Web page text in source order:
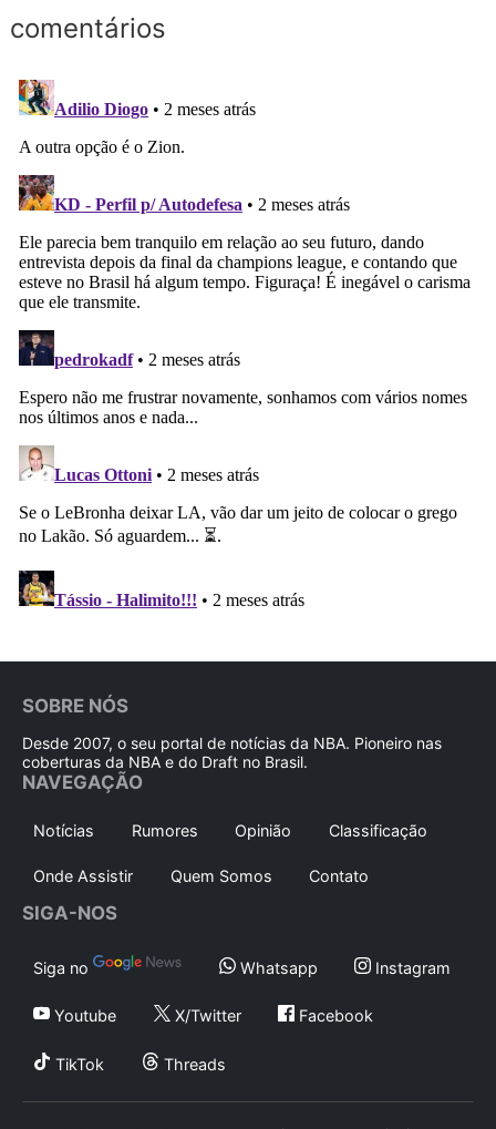
comentários
SOBRE NÓS
Desde 2007, o seu portal de notícias da NBA. Pioneiro nas
coberturas da NBA e do Draft no Brasil.
NAVEGAÇÃO
Notícias Rumores Opinião Classificação
Onde Assistir Quem Somos Contato
SIGA-NOS
Siga no Whatsapp Instagram
Youtube X/Twitter Facebook
TikTok Threads